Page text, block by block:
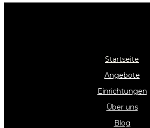
Startseite
Angebote
Einrichtungen
Über uns
Blog